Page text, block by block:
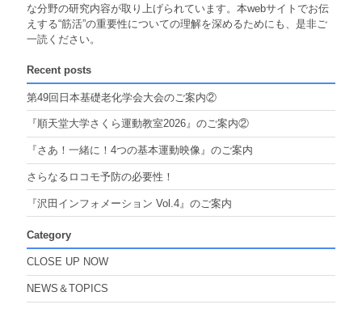
な分野の研究内容が取り上げられています。本webサイトでお伝
えする“筋活”の重要性についての理解を深めるためにも、是非ご
一読ください。
Recent posts
第49回日本基礎老化学会大会のご案内②
『順天堂大学さくら運動教室2026』のご案内②
『さあ！一緒に！4つの基本運動映像』のご案内
さらなるロコモ予防の必要性！
『沢田インフォメーション Vol.4』のご案内
Category
CLOSE UP NOW
NEWS＆TOPICS